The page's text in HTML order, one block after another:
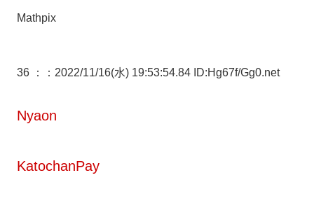
Mathpix
36 ： ：2022/11/16(水) 19:53:54.84 ID:Hg67f/Gg0.net
Nyaon
KatochanPay